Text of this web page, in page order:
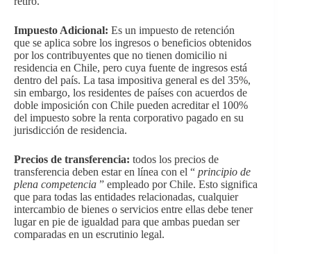
Impuesto Adicional: Es un impuesto de retención
que se aplica sobre los ingresos o beneficios obtenidos
por los contribuyentes que no tienen domicilio ni
residencia en Chile, pero cuya fuente de ingresos está
dentro del país. La tasa impositiva general es del 35%,
sin embargo, los residentes de países con acuerdos de
doble imposición con Chile pueden acreditar el 100%
del impuesto sobre la renta corporativo pagado en su
jurisdicción de residencia.
Precios de transferencia: todos los precios de
transferencia deben estar en línea con el “ principio de
plena competencia ” empleado por Chile. Esto significa
que para todas las entidades relacionadas, cualquier
intercambio de bienes o servicios entre ellas debe tener
lugar en pie de igualdad para que ambas puedan ser
comparadas en un escrutinio legal.